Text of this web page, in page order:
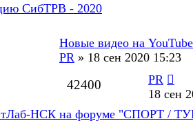
СибТРВ - 2020
Новые видео на
PR » 18 сен 2020 15:23
42400
PR
18 сен
НСК на форуме "СПОРТ /